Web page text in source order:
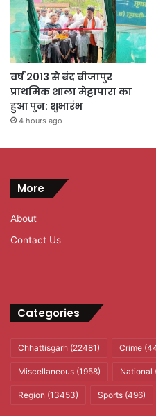
वर्ष 2013 से बंद बीजापुर
प्राथमिक शाला मेट्टापारा का
हुआ पुन: शुभारंभ
4 hours ago
More
About
Contact Us
Categories
Chhattisgarh (22481) Crime
Miscellaneous (1958) National
Region (13453) Sports (496)